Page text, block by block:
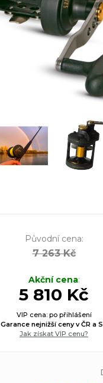
Původní cena:
7 263 Kč
Akční cena:
5 810 Kč
VIP cena: po přihlášení
Garance nejnižší ceny v ČR a
Jak získat VIP cenu?